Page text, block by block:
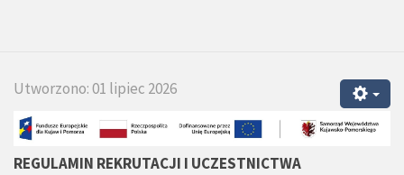
Utworzono: 01 lipiec 2026
REGULAMIN REKRUTACJI I UCZESTNICTWA